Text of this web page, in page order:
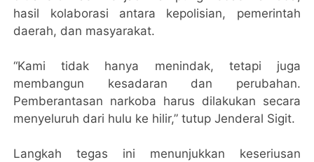
hasil kolaborasi antara kepolisian, pemerintah
daerah, dan masyarakat.
“Kami tidak hanya menindak, tetapi juga
membangun kesadaran dan perubahan.
Pemberantasan narkoba harus dilakukan secara
menyeluruh dari hulu ke hilir,” tutup Jenderal Sigit.
Langkah tegas ini menunjukkan keseriusan